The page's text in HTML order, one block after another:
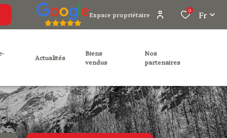
Espace propriétaire 0 Fr
actualités
biens
vendus
nos
partenaires